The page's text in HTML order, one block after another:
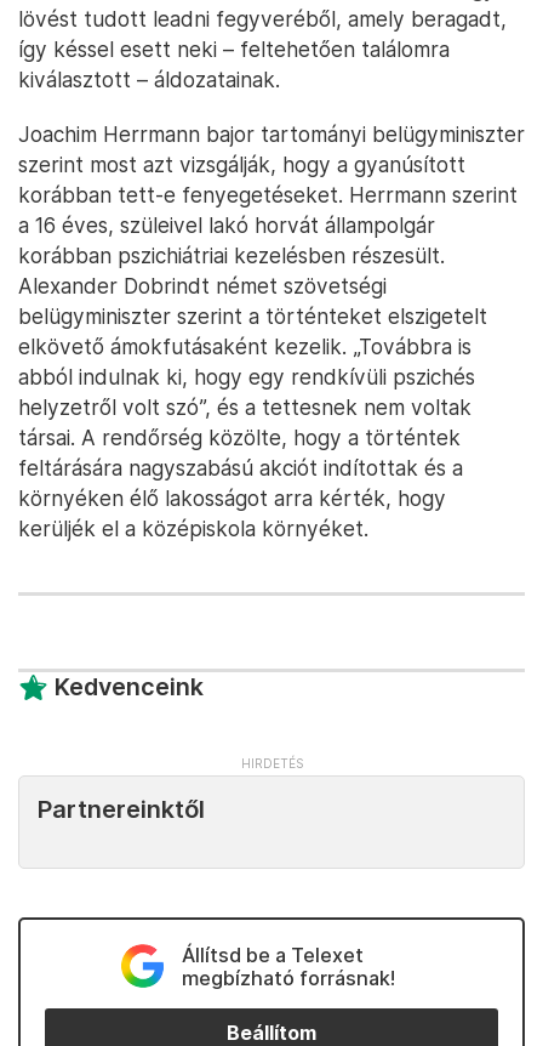
lövést tudott leadni fegyveréből, amely beragadt,
így késsel esett neki – feltehetően találomra
kiválasztott – áldozatainak.
Joachim Herrmann bajor tartományi belügyminiszter
szerint most azt vizsgálják, hogy a gyanúsított
korábban tett-e fenyegetéseket. Herrmann szerint
a 16 éves, szüleivel lakó horvát állampolgár
korábban pszichiátriai kezelésben részesült.
Alexander Dobrindt német szövetségi
belügyminiszter szerint a történteket elszigetelt
elkövető ámokfutásaként kezelik. „Továbbra is
abból indulnak ki, hogy egy rendkívüli pszichés
helyzetről volt szó”, és a tettesnek nem voltak
társai. A rendőrség közölte, hogy a történtek
feltárására nagyszabású akciót indítottak és a
környéken élő lakosságot arra kérték, hogy
kerüljék el a középiskola környéket.
Kedvenceink
Partnereinktől
Állítsd be a Telexet
megbízható forrásnak!
Beállítom